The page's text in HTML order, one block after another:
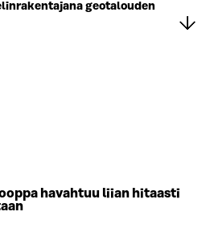
geotalouden
havahtuu liian hitaasti